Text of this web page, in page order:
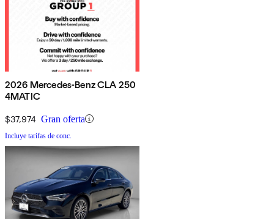
2026 Mercedes-Benz CLA 250
4MATIC
$37,974 Gran oferta
Incluye tarifas de conc.